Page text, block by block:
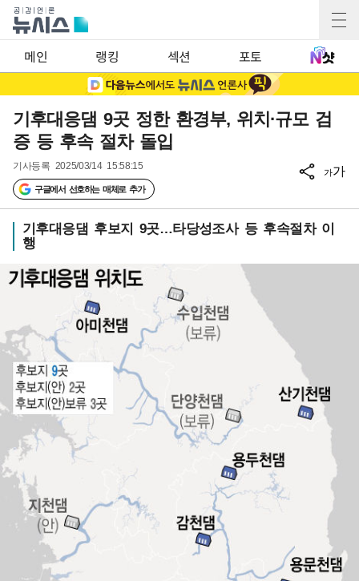
메인 랭킹 섹션 포토
기후대응댐 9곳 정한 환경부, 위치·규모 검
증 등 후속 절차 돌입
기사등록 2025/03/14 15:58:15
구글에서 선호하는 매체로 추가
가가
기후대응댐 후보지 9곳…타당성조사 등 후속절차 이
행